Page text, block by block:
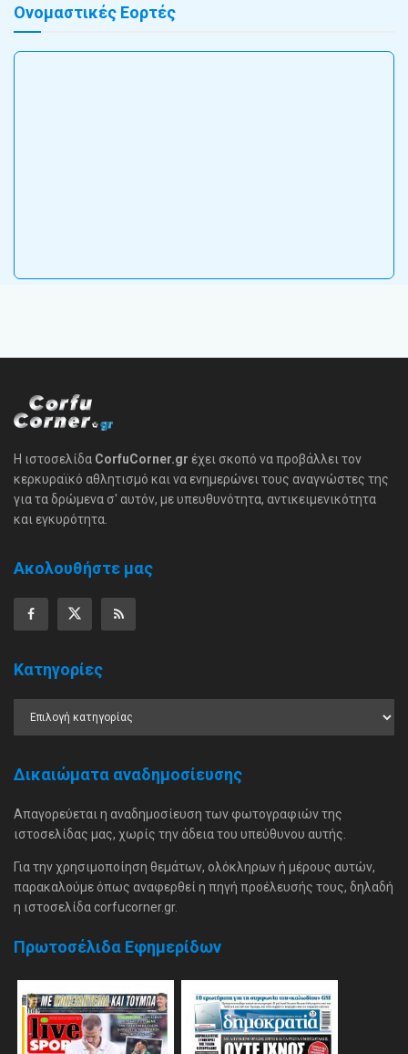
Ονομαστικές Εορτές
Η ιστοσελίδα CorfuCorner.gr έχει σκοπό να προβάλλει τον
κερκυραϊκό αθλητισμό και να ενημερώνει τους αναγνώστες της
για τα δρώμενα σ' αυτόν, με υπευθυνότητα, αντικειμενικότητα
και εγκυρότητα.
Ακολουθήστε μας
Κατηγορίες
Δικαιώματα αναδημοσίευσης
Απαγορεύεται η αναδημοσίευση των φωτογραφιών της
ιστοσελίδας μας, χωρίς την άδεια του υπεύθυνου αυτής.
Για την χρησιμοποίηση θεμάτων, ολόκληρων ή μέρους αυτών,
παρακαλούμε όπως αναφερθεί η πηγή προέλευσής τους, δηλαδή
η ιστοσελίδα corfucorner.gr.
Πρωτοσέλιδα Εφημερίδων